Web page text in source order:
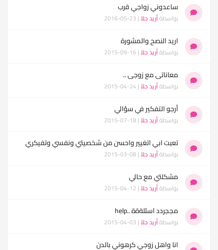
ساعدوني زواجي قرب
بواسطةأريد حلاً| 23-05-2016
اريد النصح والمشورة
بواسطةأريد حلاً| 16-09-2015
معاناتى مع زوجى ..
بواسطةأريد حلاً| 24-04-2015
أرجو التفكير في سؤالي
بواسطةأريد حلاً| 18-07-2015
تعبت ابي اتغيير واحسن من شخصيتي ونفسي وتفيكري
بواسطةأريد حلاً| 08-03-2015
مشكلتي مع حالي
بواسطةأريد حلاً| 12-04-2015
مججردد اسئلةةة ..help
بواسطةأريد حلاً| 03-04-2015
انا واهل زوجي كرهوني بالدن